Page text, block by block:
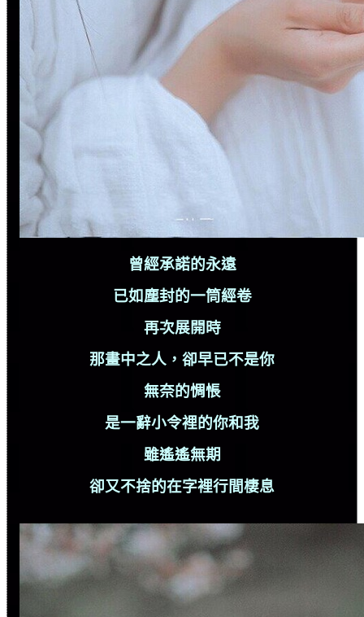
曾經承諾的永遠
已如塵封的一筒經卷
再次展開時
那畫中之人，卻早已不是你
無奈的惆悵
是一辭小令裡的你和我
雖遙遙無期
卻又不捨的在字裡行間棲息